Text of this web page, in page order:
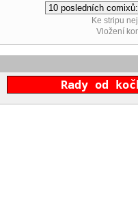
Ke stripu
Vložení
Rady od